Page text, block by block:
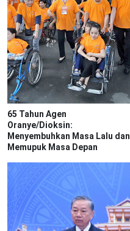
65 Tahun Agen
Oranye/Dioksin:
Menyembuhkan Masa Lalu dan
Memupuk Masa Depan